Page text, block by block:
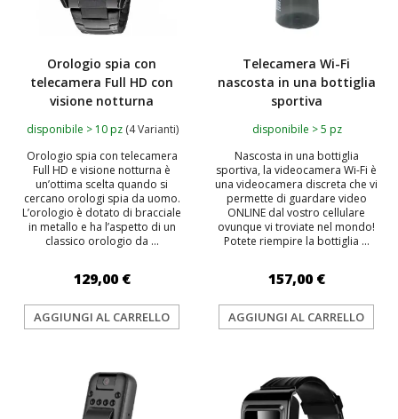
Orologio spia con
telecamera Full HD con
visione notturna
disponibile > 10 pz (4 Varianti)
Orologio spia con telecamera
Full HD e visione notturna è
un’ottima scelta quando si
cercano orologi spia da uomo.
L’orologio è dotato di bracciale
in metallo e ha l’aspetto di un
classico orologio da ...
129,00 €
AGGIUNGI AL CARRELLO
Telecamera Wi-Fi
nascosta in una bottiglia
sportiva
disponibile > 5 pz
Nascosta in una bottiglia
sportiva, la videocamera Wi-Fi è
una videocamera discreta che vi
permette di guardare video
ONLINE dal vostro cellulare
ovunque vi troviate nel mondo!
Potete riempire la bottiglia ...
157,00 €
AGGIUNGI AL CARRELLO